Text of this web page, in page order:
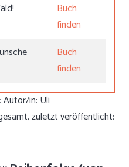
Buch
finden
Buch
finden
Autor/in: Uli
zuletzt veröffentlicht: